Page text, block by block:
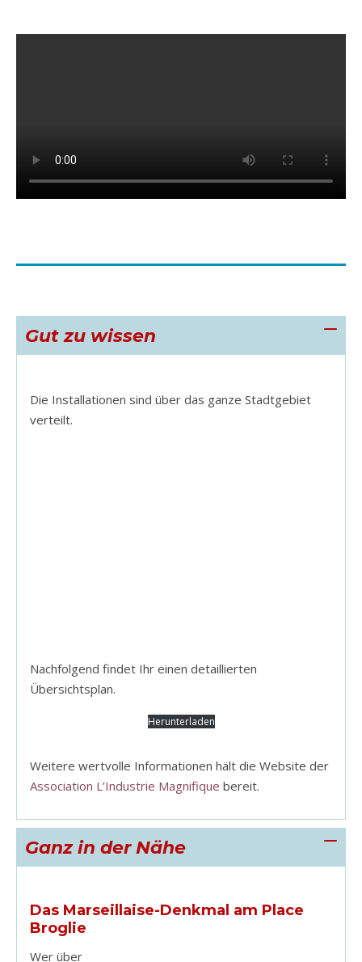
Gut zu wissen
Die Installationen sind über das ganze Stadtgebiet
verteilt.
Nachfolgend findet Ihr einen detaillierten
Übersichtsplan.
Herunterladen
Weitere wertvolle Informationen hält die Website der
Association L’Industrie Magnifique bereit.
Ganz in der Nähe
Das Marseillaise-Denkmal am Place
Broglie
Wer über